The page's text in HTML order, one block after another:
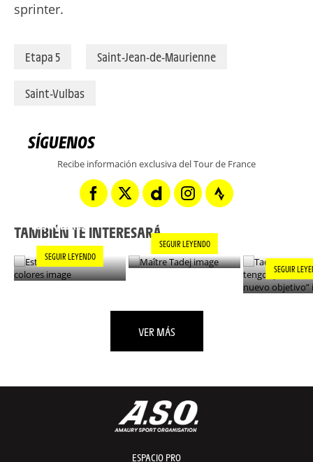
sprinter.
Etapa 5 Saint-Jean-de-Maurienne
Saint-Vulbas
SÍGUENOS
Recibe información exclusiva del Tour de France
TAMBIÉN TE INTERESARÁ...
LOS COLORES
SEGUIR LEYENDO
SEGUIR LEYENDO
SEGUIR
VER MÁS
ESPACIO PRO